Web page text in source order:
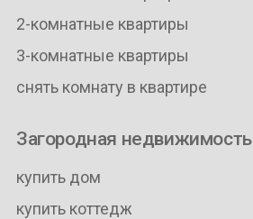
2-комнатные квартиры
3-комнатные квартиры
снять комнату в квартире
Загородная недвижимость
купить дом
купить коттедж